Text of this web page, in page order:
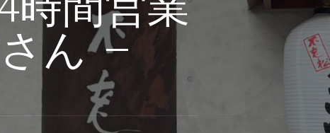
時間営業
ん –